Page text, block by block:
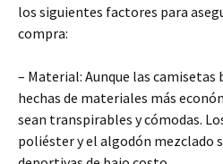
los siguientes factores para
compra:
– Material: Aunque las camisetas
hechas de materiales más
sean transpirables y cómodas.
poliéster y el algodón mezclado